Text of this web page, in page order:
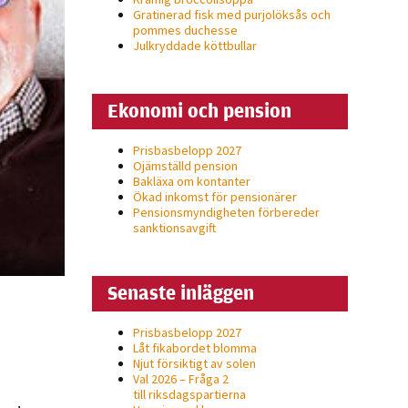
Gratinerad fisk med purjolöksås och
pommes duchesse
Julkryddade köttbullar
Ekonomi och pension
Prisbasbelopp 2027
Ojämställd pension
Bakläxa om kontanter
Ökad inkomst för pensionärer
Pensionsmyndigheten förbereder
sanktionsavgift
Senaste inläggen
Prisbasbelopp 2027
Låt fikabordet blomma
Njut försiktigt av solen
Val 2026 – Fråga 2
till riksdagspartierna